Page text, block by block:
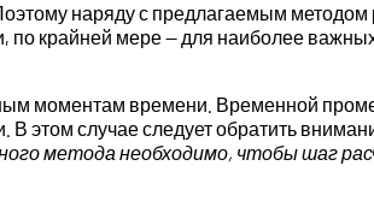
наряду с предлагаемым методом
крайней мере — для наиболее
моментам времени. Временной
этом случае следует обратить
метода необходимо, чтобы шаг